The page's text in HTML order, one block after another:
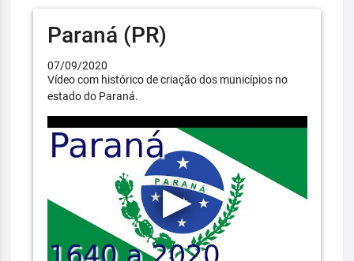
Paraná (PR)
07/09/2020
Vídeo com histórico de criação dos municípios no
estado do Paraná.